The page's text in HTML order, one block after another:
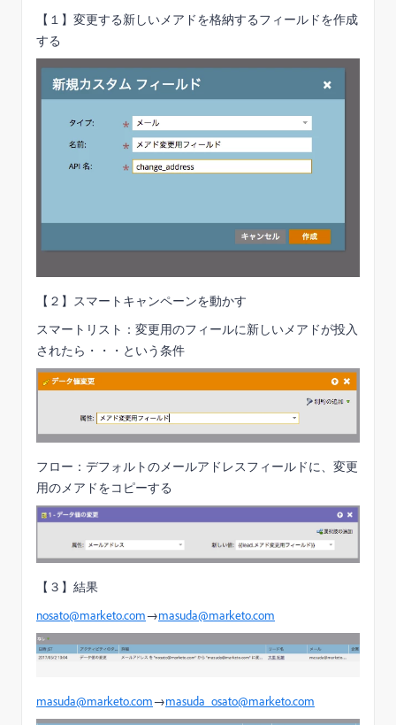
【１】変更する新しいメアドを格納するフィールドを作成
する
【２】スマートキャンペーンを動かす
スマートリスト：変更用のフィールに新しいメアドが投入
されたら・・・という条件
フロー：デフォルトのメールアドレスフィールドに、変更
用のメアドをコピーする
【３】結果
nosato@marketo.com→masuda@marketo.com
masuda@marketo.com→masuda_osato@marketo.com